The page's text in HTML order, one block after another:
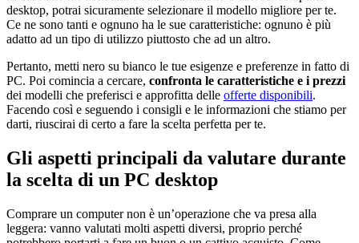
desktop, potrai sicuramente selezionare il modello migliore per te.
Ce ne sono tanti e ognuno ha le sue caratteristiche: ognuno è più
adatto ad un tipo di utilizzo piuttosto che ad un altro.
Pertanto, metti nero su bianco le tue esigenze e preferenze in fatto di
PC. Poi comincia a cercare, confronta le caratteristiche e i prezzi
dei modelli che preferisci e approfitta delle offerte disponibili.
Facendo così e seguendo i consigli e le informazioni che stiamo per
darti, riuscirai di certo a fare la scelta perfetta per te.
Gli aspetti principali da valutare durante
la scelta di un PC desktop
Comprare un computer non è un’operazione che va presa alla
leggera: vanno valutati molti aspetti diversi, proprio perché